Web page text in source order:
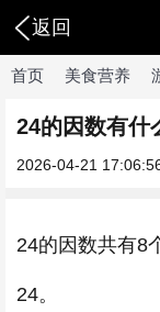
返回
首页 美食营养
24的因数有什
2026-04-21
24的因数共有8
24。